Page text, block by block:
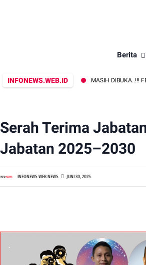
Berita
INFONEWS.WEB.IDMASIH DIBUKA..!!! FESTIVAL
Serah Terima
Jabatan 2025–2030
INFONEWS WEB NEWS JUNI 30, 2025